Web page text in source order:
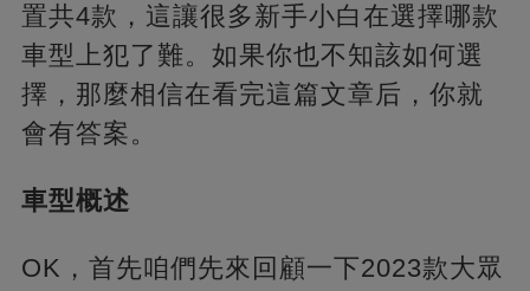
置共4款，這讓很多新手小白在選擇哪款
車型上犯了難。如果你也不知該如何選
擇，那麼相信在看完這篇文章后，你就
會有答案。
車型概述
OK，首先咱們先來回顧一下2023款大眾